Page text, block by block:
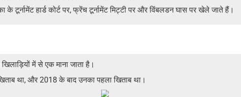
टूर्नामेंट हार्ड कोर्ट पर, फ्रेंच टूर्नामेंट मिट्टी पर और विंबलडन घास पर खेले जाते हैं।
में से एक माना जाता है।
था, और 2018 के बाद उनका पहला खिताब था।